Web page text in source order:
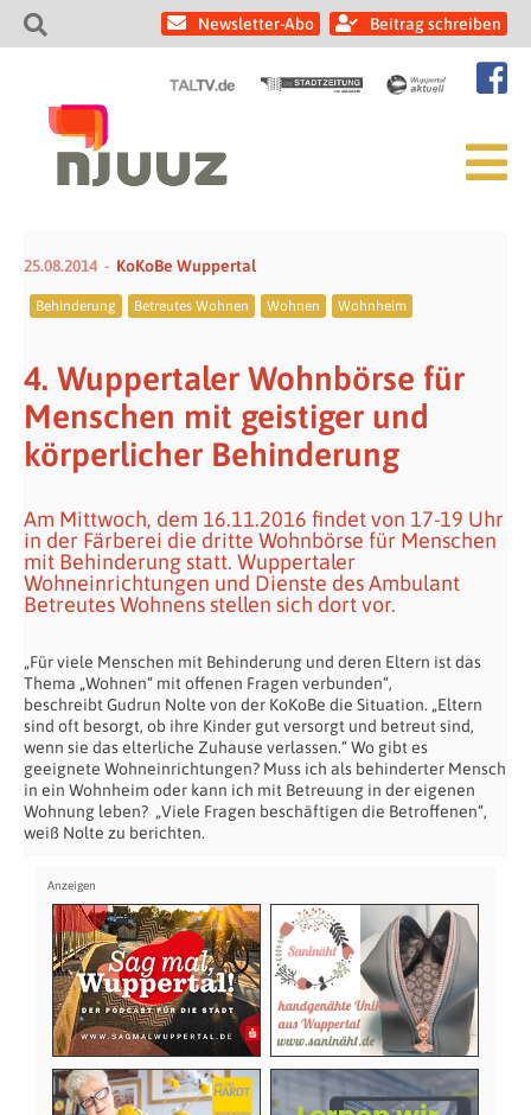
Newsletter-Abo Beitrag schreiben
25.08.2014 KoKoBe Wuppertal
Behinderung Betreutes Wohnen Wohnen Wohnheim
4. Wuppertaler Wohnbörse für
Menschen mit geistiger und
körperlicher Behinderung
Am Mittwoch, dem 16.11.2016 findet von 17-19 Uhr
in der Färberei die dritte Wohnbörse für Menschen
mit Behinderung statt. Wuppertaler
Wohneinrichtungen und Dienste des Ambulant
Betreutes Wohnens stellen sich dort vor.
„Für viele Menschen mit Behinderung und deren Eltern ist das
Thema „Wohnen“ mit offenen Fragen verbunden“,
beschreibt Gudrun Nolte von der KoKoBe die Situation. „Eltern
sind oft besorgt, ob ihre Kinder gut versorgt und betreut sind,
wenn sie das elterliche Zuhause verlassen.“ Wo gibt es
geeignete Wohneinrichtungen? Muss ich als behinderter Mensch
in ein Wohnheim oder kann ich mit Betreuung in der eigenen
Wohnung leben? „Viele Fragen beschäftigen die Betroffenen“,
weiß Nolte zu berichten.